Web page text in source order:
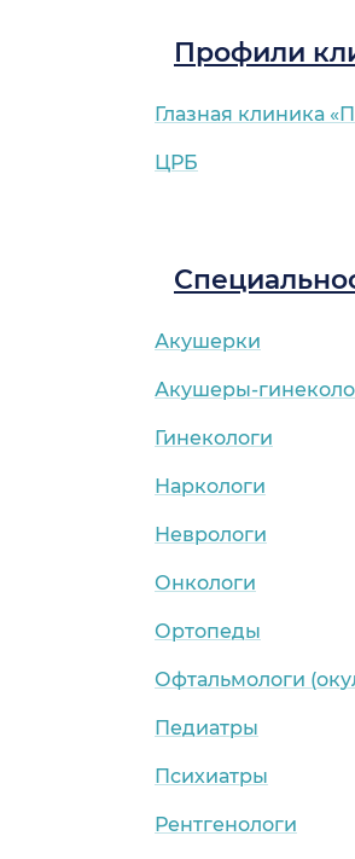
Профили
Глазная клиника
ЦРБ
Акушерки
Акушеры-
Гинекологи
Наркологи
Неврологи
Онкологи
Ортопеды
Офтальмологи
Педиатры
Психиатры
Рентгенологи